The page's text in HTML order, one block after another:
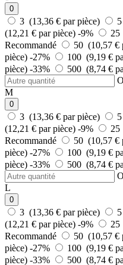
0
3 (13,36 € par pièce)
(12,21 € par pièce) -9% 25
Recommandé
50 (10,57 €
pièce) -27% 100 (9,19 €
pièce) -33% 500 (8,74 €
M
0
3 (13,36 € par pièce)
(12,21 € par pièce) -9% 25
Recommandé
50 (10,57 €
pièce) -27% 100 (9,19 €
pièce) -33% 500 (8,74 €
L
0
3 (13,36 € par pièce)
(12,21 € par pièce) -9% 25
Recommandé
50 (10,57 €
pièce) -27% 100 (9,19 €
pièce) -33% 500 (8,74 €